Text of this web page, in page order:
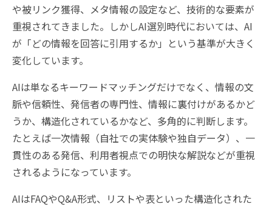
や被リンク獲得、メタ情報の設定など、技術的な要素が
重視されてきました。しかしAI選別時代においては、AI
が「どの情報を回答に引用するか」という基準が大きく
変化しています。
AIは単なるキーワードマッチングだけでなく、情報の文
脈や信頼性、発信者の専門性、情報に裏付けがあるかど
うか、構造化されているかなど、多角的に判断します。
たとえば一次情報（自社での実体験や独自データ）、一
貫性のある発信、利用者視点での明快な解説などが重視
されるようになっています。
AIはFAQやQ&A形式、リストや表といった構造化された